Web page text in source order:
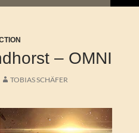
– OMNI
TOBIAS SCHÄFER